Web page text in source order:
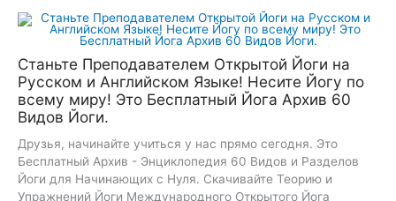
Перейти
Станьте Преподавателем Открытой Йоги на
Русском и Английском Языке! Несите Йогу по
всему миру! Это Бесплатный Йога Архив 60
Видов Йоги.
Друзья, начинайте учиться у нас прямо сегодня. Это
Бесплатный Архив - Энциклопедия 60 Видов и Разделов
Йоги для Начинающих с Нуля. Скачивайте Теорию и
Упражнений Йоги Международного Открытого Йога